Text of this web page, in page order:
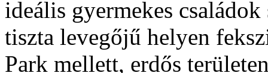
ideális gyermekes családok
tiszta levegőjű helyen
Park mellett, erdős